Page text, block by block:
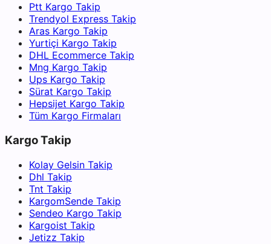
Ptt Kargo Takip
Trendyol Express Takip
Aras Kargo Takip
Yurtiçi Kargo Takip
DHL Ecommerce Takip
Mng Kargo Takip
Ups Kargo Takip
Sürat Kargo Takip
Hepsijet Kargo Takip
Tüm Kargo Firmaları
Kargo Takip
Kolay Gelsin Takip
Dhl Takip
Tnt Takip
KargomSende Takip
Sendeo Kargo Takip
Kargoist Takip
Jetizz Takip